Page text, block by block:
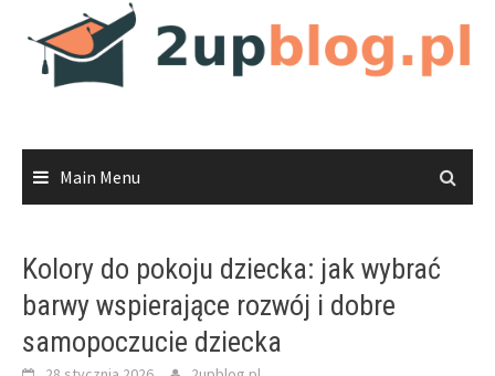
content
Main Menu
Kolory do pokoju dziecka: jak wybrać
barwy wspierające rozwój i dobre
samopoczucie dziecka